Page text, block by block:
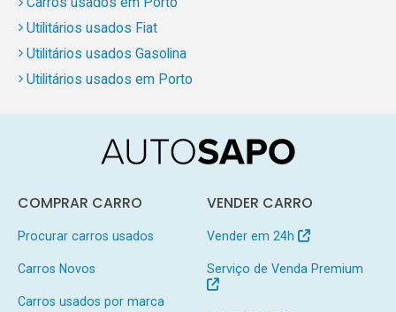
Utilitários usados Fiat
Utilitários usados Gasolina
Utilitários usados em Porto
COMPRAR CARRO
Procurar carros usados
Carros Novos
Carros usados por marca
VENDER CARRO
Vender em 24h
Serviço de Venda Premium